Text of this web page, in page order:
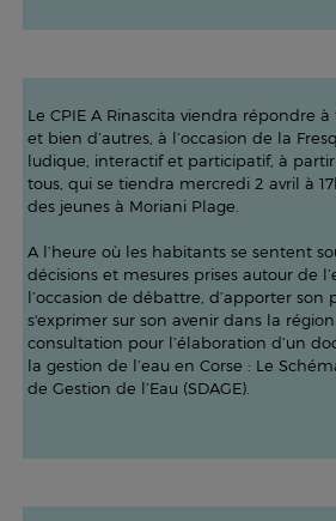
Le CPIE A Rinascita viendra répondre
et bien d’autres, à l’occasion de la
ludique, interactif et participatif, à
tous, qui se tiendra mercredi 2 avril à
des jeunes à Moriani Plage.
A l’heure où les habitants se sentent
décisions et mesures prises autour de
l’occasion de débattre, d’apporter son
s'exprimer sur son avenir dans la
consultation pour l’élaboration d’un
la gestion de l’eau en Corse : Le
de Gestion de l’Eau (SDAGE).